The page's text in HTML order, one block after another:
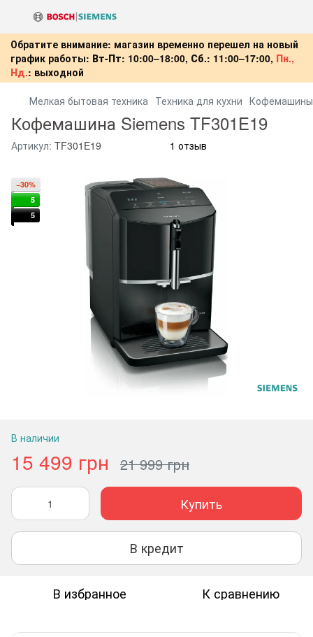
Обратите внимание: магазин временно перешел на новый
график работы: Вт-Пт: 10:00–18:00, Сб.: 11:00–17:00, Пн.,
Нд.: выходной
Мелкая бытовая техника Техника для кухни Кофемашины
Кофемашина Siemens TF301E19
Артикул: TF301E19 1 отзыв
−30%
5
5
В наличии
15 499 грн 21 999 грн
Купить
В кредит
В избранное К сравнению